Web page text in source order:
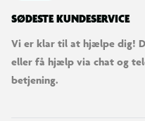
SØDESTE KUNDESERVICE
Vi er klar til at hjælpe dig!
eller få hjælp via chat og
betjening.